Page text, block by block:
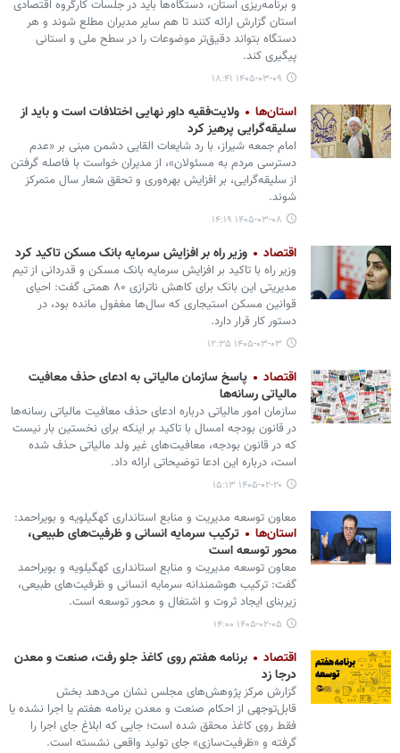
و برنامه‌ریزی استان، دستگاه‌ها باید در جلسات کارگروه اقتصادی
استان گزارش ارائه کنند تا هم سایر مدیران مطلع شوند و هر
دستگاه بتواند دقیق‌تر موضوعات را در سطح ملی و استانی
پیگیری کند.
۱۴۰۵-۰۳-۰۹ ۱۸:۴۱
استان‌ها
ولایت‌فقیه داور نهایی اختلافات است و باید از
سلیقه‌گرایی پرهیز کرد
امام جمعه شیراز، با رد شایعات القایی دشمن مبنی بر «عدم
دسترسی مردم به مسئولان»، از مدیران خواست با فاصله گرفتن
از سلیقه‌گرایی، بر افزایش بهره‌وری و تحقق شعار سال متمرکز
شوند.
۱۴۰۵-۰۳-۰۸ ۱۴:۱۹
اقتصاد وزیر راه بر افزایش سرمایه بانک مسکن تاکید کرد
وزیر راه با تاکید بر افزایش سرمایه بانک مسکن و قدردانی از تیم
مدیریتی این بانک برای کاهش ناترازی ۸۰ همتی گفت: احیای
قوانین مسکن استیجاری که سال‌ها مغفول مانده بود، در
دستور کار قرار دارد.
۱۴۰۵-۰۳-۰۳ ۱۲:۳۵
اقتصاد
پاسخ سازمان مالیاتی به ادعای حذف معافیت
مالیاتی رسانه‌ها
سازمان امور مالیاتی درباره ادعای حذف معافیت مالیاتی رسانه‌ها
در قانون بودجه امسال با تاکید بر اینکه برای نخستین بار نیست
که در قانون بودجه، معافیت‌های غیر ولد مالیاتی حذف شده
است، درباره این ادعا توضیحاتی ارائه داد.
۱۴۰۵-۰۲-۲۰ ۱۵:۱۳
معاون توسعه مدیریت و منابع استانداری کهگیلویه و بویراحمد:
استان‌ها
ترکیب سرمایه انسانی و ظرفیت‌های طبیعی،
محور توسعه است
معاون توسعه مدیریت و منابع استانداری کهگیلویه و بویراحمد
گفت: ترکیب هوشمندانه سرمایه انسانی و ظرفیت‌های طبیعی،
زیربنای ایجاد ثروت و اشتغال و محور توسعه است.
۱۴۰۵-۰۲-۰۵ ۱۴:۰۰
اقتصاد
برنامه هفتم روی کاغذ جلو رفت، صنعت و معدن
درجا زد
گزارش مرکز پژوهش‌های مجلس نشان می‌دهد بخش
قابل‌توجهی از احکام صنعت و معدن برنامه هفتم یا اجرا نشده یا
فقط روی کاغذ محقق شده است؛ جایی که ابلاغ جای اجرا را
گرفته و «ظرفیت‌سازی» جای تولید واقعی نشسته است.